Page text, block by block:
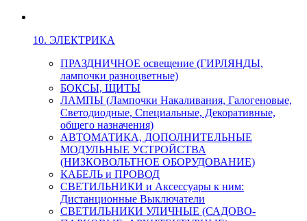
10. ЭЛЕКТРИКА
ПРАЗДНИЧНОЕ освещение (ГИРЛЯНДЫ,
лампочки разноцветные)
БОКСЫ, ЩИТЫ
ЛАМПЫ (Лампочки Накаливания, Галогеновые,
Светодиодные, Специальные, Декоративные,
общего назначения)
АВТОМАТИКА, ДОПОЛНИТЕЛЬНЫЕ
МОДУЛЬНЫЕ УСТРОЙСТВА
(НИЗКОВОЛЬТНОЕ ОБОРУДОВАНИЕ)
КАБЕЛЬ и ПРОВОД
СВЕТИЛЬНИКИ и Аксессуары к ним:
Дистанционные Выключатели
СВЕТИЛЬНИКИ УЛИЧНЫЕ (САДОВО-